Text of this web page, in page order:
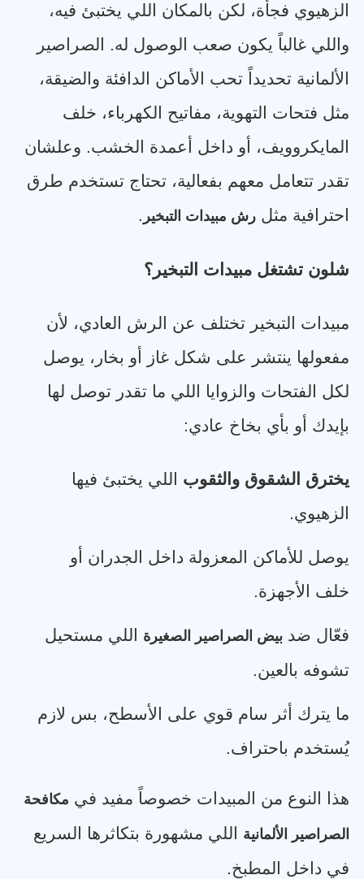
الزهيوي فجأة، لكن بالمكان اللي يختبئ فيه،
واللي غالباً يكون صعب الوصول له. الصراصير
الألمانية تحديداً تحب الأماكن الدافئة والضيقة،
مثل فتحات التهوية، مفاتيح الكهرباء، خلف
المايكروويف، أو داخل أعمدة الخشب. وعلشان
تقدر تتعامل معهم بفعالية، تحتاج تستخدم طرق
احترافية مثل رش مبيدات التبخير .
شلون تشتغل مبيدات التبخير؟
مبيدات التبخير تختلف عن الرش العادي، لأن
مفعولها ينتشر على شكل غاز أو بخار، يوصل
لكل الفتحات والزوايا اللي ما تقدر توصل لها
بإيدك أو بأي بخاخ عادي:
يخترق الشقوق والثقوب اللي يختبئ فيها
الزهيوي.
يوصل للأماكن المعزولة داخل الجدران أو
خلف الأجهزة.
فعّال ضد بيض الصراصير الصغيرة
اللي مستحيل
تشوفه بالعين.
ما يترك أثر سام قوي على الأسطح، بس لازم
يُستخدم باحتراف.
هذا النوع من المبيدات خصوصاً مفيد في مكافحة
الصراصير الألمانية
اللي مشهورة بتكاثرها السريع
في داخل المطبخ.